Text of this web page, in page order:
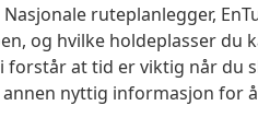
ruteplanlegger,
og hvilke holdeplasser
at tid er viktig når du
nyttig informasjon for